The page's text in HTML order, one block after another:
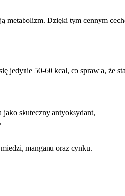
metabolizm. Dzięki tym cennym
jedynie 50-60 kcal, co sprawia, że
jako skuteczny antyoksydant,
manganu oraz cynku.